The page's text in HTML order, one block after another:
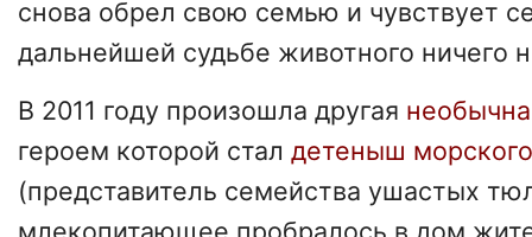
снова обрел свою семью и чувствует
дальнейшей судьбе животного ничего
В 2011 году произошла другая
героем которой стал детеныш
(представитель семейства ушастых